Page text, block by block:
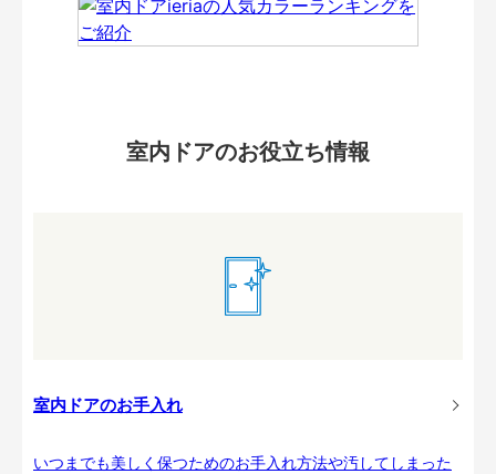
室内ドアのお役立ち情報
室内ドアのお手入れ
いつまでも美しく保つためのお手入れ方法や汚してしまった